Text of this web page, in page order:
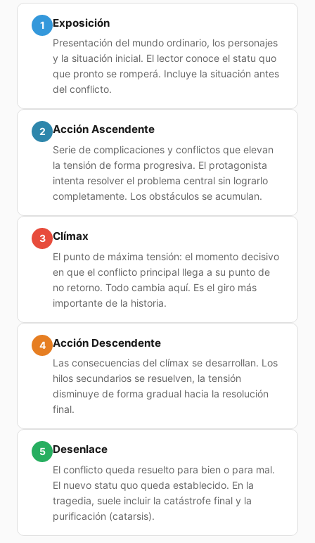
1 Exposición
Presentación del mundo ordinario, los personajes
y la situación inicial. El lector conoce el statu quo
que pronto se romperá. Incluye la situación antes
del conflicto.
2 Acción Ascendente
Serie de complicaciones y conflictos que elevan
la tensión de forma progresiva. El protagonista
intenta resolver el problema central sin lograrlo
completamente. Los obstáculos se acumulan.
3 Clímax
El punto de máxima tensión: el momento decisivo
en que el conflicto principal llega a su punto de
no retorno. Todo cambia aquí. Es el giro más
importante de la historia.
4 Acción Descendente
Las consecuencias del clímax se desarrollan. Los
hilos secundarios se resuelven, la tensión
disminuye de forma gradual hacia la resolución
final.
5 Desenlace
El conflicto queda resuelto para bien o para mal.
El nuevo statu quo queda establecido. En la
tragedia, suele incluir la catástrofe final y la
purificación (catarsis).